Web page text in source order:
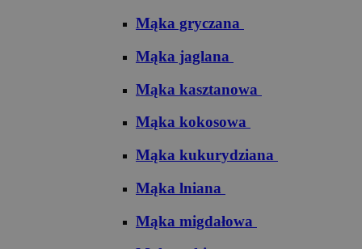
Mąka gryczana
Mąka jaglana
Mąka kasztanowa
Mąka kokosowa
Mąka kukurydziana
Mąka lniana
Mąka migdałowa